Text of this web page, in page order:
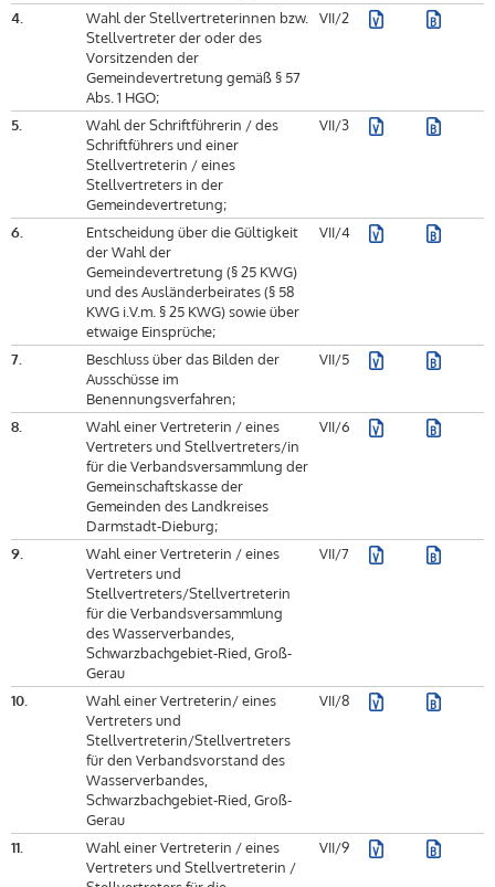
4.
Wahl der Stellvertreterinnen bzw.
Stellvertreter der oder des
Vorsitzenden der
Gemeindevertretung gemäß § 57
Abs. 1 HGO;
VII/2
5.
Wahl der Schriftführerin / des
Schriftführers und einer
Stellvertreterin / eines
Stellvertreters in der
Gemeindevertretung;
VII/3
6.
Entscheidung über die Gültigkeit
der Wahl der
Gemeindevertretung (§ 25 KWG)
und des Ausländerbeirates (§ 58
KWG i.V.m. § 25 KWG) sowie über
etwaige Einsprüche;
VII/4
7.
Beschluss über das Bilden der
Ausschüsse im
Benennungsverfahren;
VII/5
8.
Wahl einer Vertreterin / eines
Vertreters und Stellvertreters/in
für die Verbandsversammlung der
Gemeinschaftskasse der
Gemeinden des Landkreises
Darmstadt-Dieburg;
VII/6
9.
Wahl einer Vertreterin / eines
Vertreters und
Stellvertreters/Stellvertreterin
für die Verbandsversammlung
des Wasserverbandes,
Schwarzbachgebiet-Ried, Groß-
Gerau
VII/7
10.
Wahl einer Vertreterin/ eines
Vertreters und
Stellvertreterin/Stellvertreters
für den Verbandsvorstand des
Wasserverbandes,
Schwarzbachgebiet-Ried, Groß-
Gerau
VII/8
11.
Wahl einer Vertreterin / eines
Vertreters und Stellvertreterin /
VII/9